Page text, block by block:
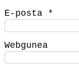
E-posta *
Webgunea